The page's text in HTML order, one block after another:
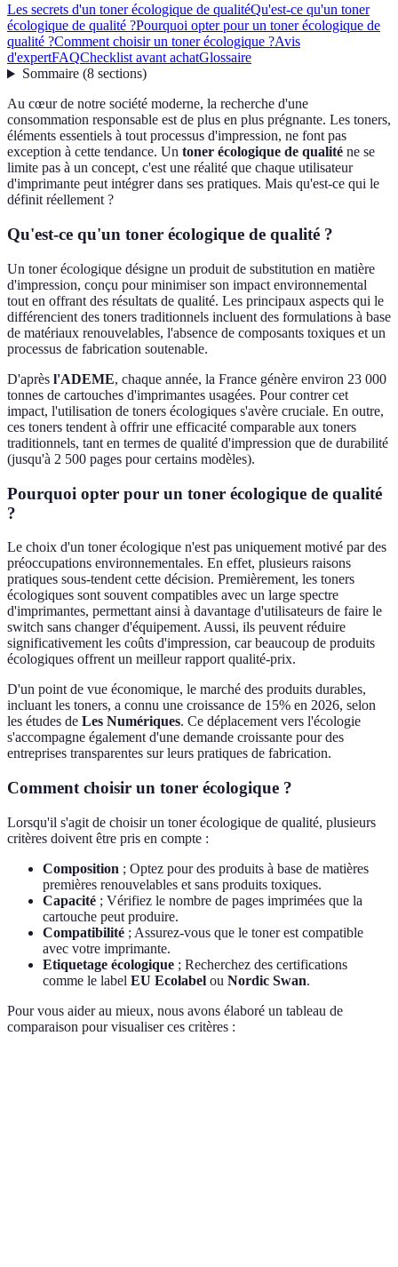
Les secrets d'un toner écologique de qualitéQu'est-ce qu'un toner
écologique de qualité ?Pourquoi opter pour un toner écologique de
qualité ?Comment choisir un toner écologique ?Avis
d'expertFAQChecklist avant achatGlossaire
Sommaire(8 sections)
Au cœur de notre société moderne, la recherche d'une
consommation responsable est de plus en plus prégnante. Les toners,
éléments essentiels à tout processus d'impression, ne font pas
exception à cette tendance. Un toner écologique de qualité ne se
limite pas à un concept, c'est une réalité que chaque utilisateur
d'imprimante peut intégrer dans ses pratiques. Mais qu'est-ce qui le
définit réellement ?
Qu'est-ce qu'un toner écologique de qualité ?
Un toner écologique désigne un produit de substitution en matière
d'impression, conçu pour minimiser son impact environnemental
tout en offrant des résultats de qualité. Les principaux aspects qui le
différencient des toners traditionnels incluent des formulations à base
de matériaux renouvelables, l'absence de composants toxiques et un
processus de fabrication soutenable.
D'après l'ADEME, chaque année, la France génère environ 23 000
tonnes de cartouches d'imprimantes usagées. Pour contrer cet
impact, l'utilisation de toners écologiques s'avère cruciale. En outre,
ces toners tendent à offrir une efficacité comparable aux toners
traditionnels, tant en termes de qualité d'impression que de durabilité
(jusqu'à 2 500 pages pour certains modèles).
Pourquoi opter pour un toner écologique de qualité
?
Le choix d'un toner écologique n'est pas uniquement motivé par des
préoccupations environnementales. En effet, plusieurs raisons
pratiques sous-tendent cette décision. Premièrement, les toners
écologiques sont souvent compatibles avec un large spectre
d'imprimantes, permettant ainsi à davantage d'utilisateurs de faire le
switch sans changer d'équipement. Aussi, ils peuvent réduire
significativement les coûts d'impression, car beaucoup de produits
écologiques offrent un meilleur rapport qualité-prix.
D'un point de vue économique, le marché des produits durables,
incluant les toners, a connu une croissance de 15% en 2026, selon
les études de Les Numériques. Ce déplacement vers l'écologie
s'accompagne également d'une demande croissante pour des
entreprises transparentes sur leurs pratiques de fabrication.
Comment choisir un toner écologique ?
Lorsqu'il s'agit de choisir un toner écologique de qualité, plusieurs
critères doivent être pris en compte :
Composition ; Optez pour des produits à base de matières
premières renouvelables et sans produits toxiques.
Capacité ; Vérifiez le nombre de pages imprimées que la
cartouche peut produire.
Compatibilité ; Assurez-vous que le toner est compatible
avec votre imprimante.
Etiquetage écologique ; Recherchez des certifications
comme le label EU Ecolabel ou Nordic Swan.
Pour vous aider au mieux, nous avons élaboré un tableau de
comparaison pour visualiser ces critères :